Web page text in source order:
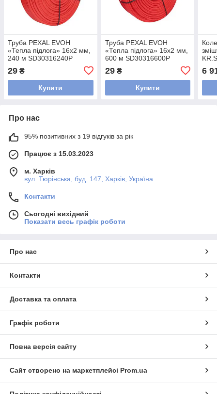
Труба PEXAL EVOH
«Тепла підлога» 16х2 мм,
240 м SD30316240P
29 ₴
Купити
Труба PEXAL EVOH
«Тепла підлога» 16х2 мм,
600 м SD30316600P
29₴
Купити
6
Про нас
95% позитивних з 19 відгуків за рік
Працює з 15.03.2023
м. Харків
вул. Тюрінська, буд. 147, Харків, Україна
Контакти
Сьогодні вихідний
Показати весь графік роботи
Про нас
Контакти
Доставка та оплата
Графік роботи
Повна версія сайту
Сайт створено на маркетплейсі Prom.ua